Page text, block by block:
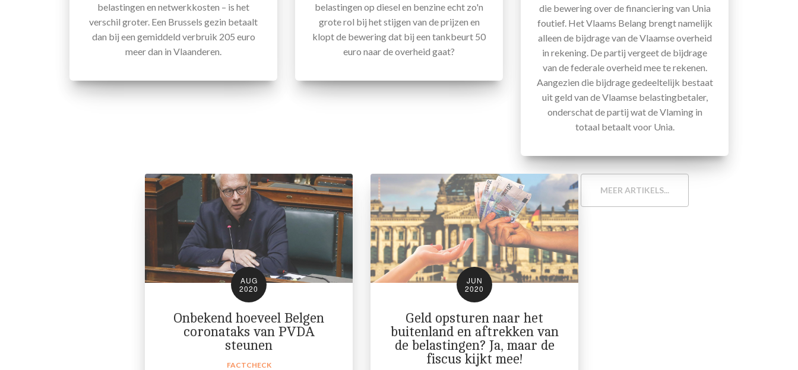
belastingen en netwerkkosten – is het
verschil groter. Een Brussels gezin betaalt
dan bij een gemiddeld verbruik 205 euro
meer dan in Vlaanderen.
belastingen op diesel en benzine echt zo'n
grote rol bij het stijgen van de prijzen en
klopt de bewering dat bij een tankbeurt 50
euro naar de overheid gaat?
die bewering over de financiering van Unia
foutief. Het Vlaams Belang brengt namelijk
alleen de bijdrage van de Vlaamse overheid
in rekening. De partij vergeet de bijdrage
van de federale overheid mee te rekenen.
Aangezien die bijdrage gedeeltelijk bestaat
uit geld van de Vlaamse belastingbetaler,
onderschat de partij wat de Vlaming in
totaal betaalt voor Unia.
AUG
2020
Onbekend hoeveel Belgen
coronataks van PVDA
steunen
FACTCHECK
JUN
2020
Geld opsturen naar het
buitenland en aftrekken van
de belastingen? Ja, maar de
fiscus kijkt mee!
MEER ARTIKELS...